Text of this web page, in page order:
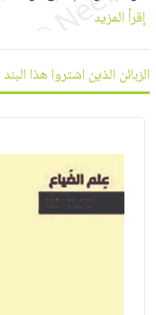
الحمية
والتغذية
الأوعية
والتخزين
أدوات
المطبخ
العودة
للمدارس
كتب
اكسسوارات
اكسسوارات
ملابس
مطرزات
بنود
مختارة
اشتراكات
كل
الاشتراكات
iKitab
بلا
بحث
متقدم
إقرأ المزيد
الزبائن الذين اشتروا هذا